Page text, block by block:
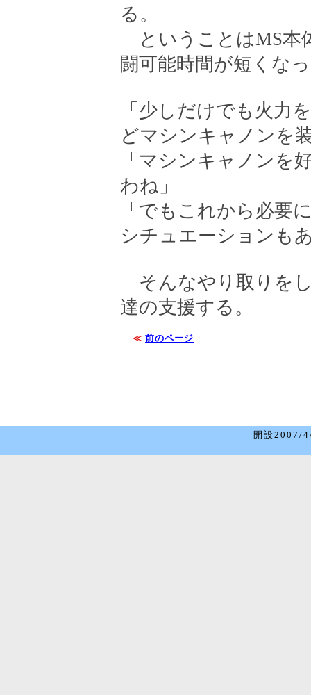
る。
ということはMS本
闘可能時間が短くな
「少しだけでも火力
どマシンキャノンを
「マシンキャノンを
わね」
「でもこれから必要
シチュエーションも
そんなやり取りを
達の支援する。
≪ 前のページ
開設2007/